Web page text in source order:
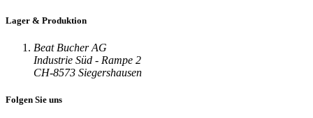
Lager & Produktion
Beat Bucher AG
Industrie Süd - Rampe 2
CH-8573 Siegershausen
Folgen Sie uns